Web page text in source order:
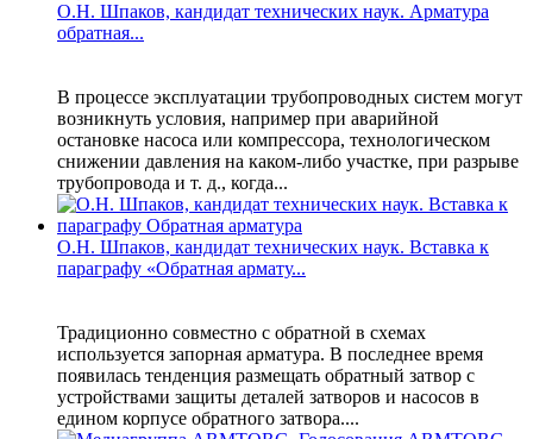
О.Н. Шпаков, кандидат технических наук. Арматура
обратная...
В процессе эксплуатации трубопроводных систем могут
возникнуть условия, например при аварийной
остановке насоса или компрессора, технологическом
снижении давления на каком-либо участке, при разрыве
трубопровода и т. д., когда...
О.Н. Шпаков, кандидат технических наук. Вставка к
параграфу «Обратная армату...
Традиционно совместно с обратной в схемах
используется запорная арматура. В последнее время
появилась тенденция размещать обратный затвор с
устройствами защиты деталей затворов и насосов в
едином корпусе обратного затвора....